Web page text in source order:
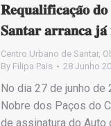
𝐑𝐞𝐪𝐮𝐚𝐥𝐢𝐟𝐢𝐜𝐚𝐜̧𝐚̃𝐨
𝐒𝐚𝐧𝐭𝐚𝐫 𝐚𝐫𝐫𝐚𝐧𝐜𝐚 𝐣𝐚́
Centro Urbano de Santar,
By Filipa Pais 28 Junho
No dia 27 de junho de
Nobre dos Paços do
de assinatura do Auto